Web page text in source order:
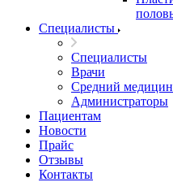
Специалисты
Специалисты
Врачи
Средний
Администраторы
Пациентам
Новости
Прайс
Отзывы
Контакты